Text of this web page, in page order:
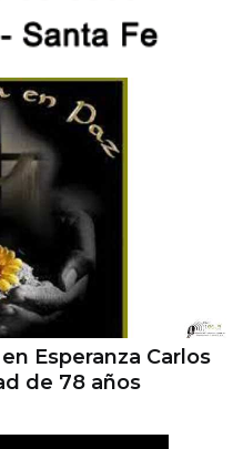
Esperanza Carlos
de 78 años